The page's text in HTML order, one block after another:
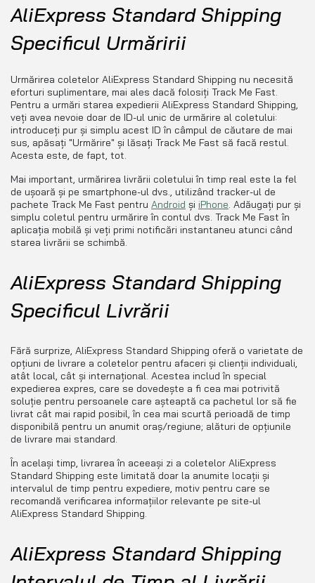
AliExpress Standard Shipping
Specificul Urmăririi
Urmărirea coletelor AliExpress Standard Shipping nu necesită
eforturi suplimentare, mai ales dacă folosiți Track Me Fast.
Pentru a urmări starea expedierii AliExpress Standard Shipping,
veți avea nevoie doar de ID-ul unic de urmărire al coletului:
introduceți pur și simplu acest ID în câmpul de căutare de mai
sus, apăsați "Urmărire" și lăsați Track Me Fast să facă restul.
Acesta este, de fapt, tot.
Mai important, urmărirea livrării coletului în timp real este la fel
de ușoară și pe smartphone-ul dvs., utilizând tracker-ul de
pachete Track Me Fast pentru Android și iPhone. Adăugați pur și
simplu coletul pentru urmărire în contul dvs. Track Me Fast în
aplicația mobilă și veți primi notificări instantaneu atunci când
starea livrării se schimbă.
AliExpress Standard Shipping
Specificul Livrării
Fără surprize, AliExpress Standard Shipping oferă o varietate de
opțiuni de livrare a coletelor pentru afaceri și clienții individuali,
atât local, cât și internațional. Acestea includ în special
expedierea expres, care se dovedește a fi cea mai potrivită
soluție pentru persoanele care așteaptă ca pachetul lor să fie
livrat cât mai rapid posibil, în cea mai scurtă perioadă de timp
disponibilă pentru un anumit oraș/regiune; alături de opțiunile
de livrare mai standard.
În același timp, livrarea în aceeași zi a coletelor AliExpress
Standard Shipping este limitată doar la anumite locații și
intervalul de timp pentru expediere, motiv pentru care se
recomandă verificarea informațiilor relevante pe site-ul
AliExpress Standard Shipping.
AliExpress Standard Shipping